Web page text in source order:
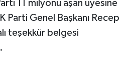
11 milyonu aşan üyesine
Parti Genel Başkanı Recep
teşekkür belgesi